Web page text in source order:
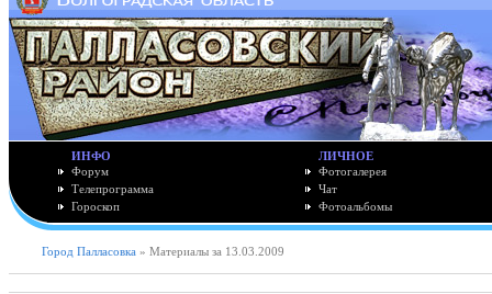
ИНФО
Форум
Телепрограмма
Гороскоп
ЛИЧНОЕ
Фотогалерея
Чат
Фотоальбомы
Город Палласовка » Материалы за 13.03.2009